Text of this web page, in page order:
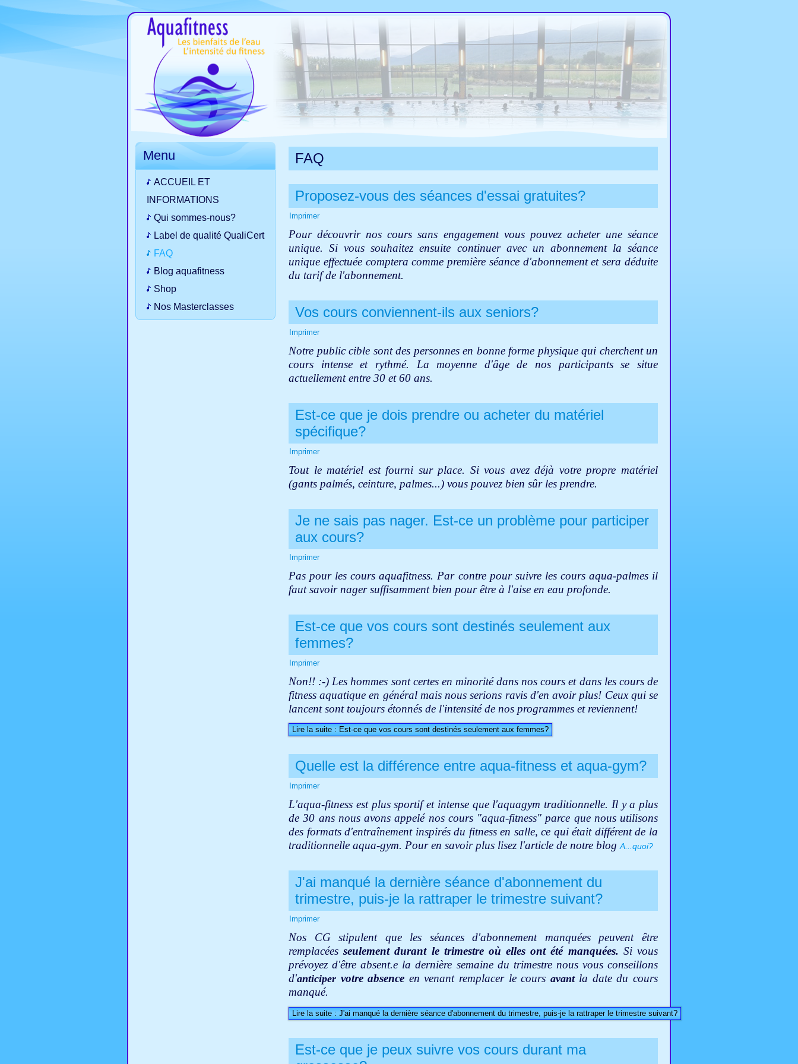
Menu
ACCUEIL ET
INFORMATIONS
Qui sommes-nous?
Label de qualité QualiCert
FAQ
Blog aquafitness
Shop
Nos Masterclasses
FAQ
Proposez-vous des séances d'essai gratuites?
Imprimer
Pour découvrir nos cours sans engagement vous pouvez acheter une séance
unique.Si vous souhaitez ensuite continuer avec un abonnement la séance
unique effectuée comptera comme première séance d'abonnement et sera déduite
du tarif de l'abonnement.
Vos cours conviennent-ils aux seniors?
Imprimer
Notre public cible sont des personnes en bonne forme physique qui cherchent un
cours intense et rythmé. La moyenne d'âge de nos participants se situe
actuellement entre 30 et 60 ans.
Est-ce que je dois prendre ou acheter du matériel
spécifique?
Imprimer
Tout le matériel est fourni sur place. Si vous avez déjà votre propre matériel
(gants palmés, ceinture, palmes...) vous pouvez bien sûr les prendre.
Je ne sais pas nager. Est-ce un problème pour participer
aux cours?
Imprimer
Pas pour les cours aquafitness. Par contre pour suivre les cours aqua-palmes il
faut savoir nager suffisamment bien pour être à l'aise en eau profonde.
Est-ce que vos cours sont destinés seulement aux
femmes?
Imprimer
Non!! :-) Les hommes sont certes en minorité dans nos cours et dans les cours de
fitness aquatique en général mais nous serions ravis d'en avoir plus! Ceux qui se
lancent sont toujours étonnés de l'intensité de nos programmes et reviennent!
Lire la suite : Est-ce que vos cours sont destinés seulement aux femmes?
Quelle est la différence entre aqua-fitness et aqua-gym?
Imprimer
L'aqua-fitness est plus sportif et intense que l'aquagym traditionnelle. Il y a plus
de 30 ans nous avons appelé nos cours "aqua-fitness" parce que nous utilisons
des formats d'entraînement inspirés du fitness en salle, ce qui était différent de la
traditionnelle aqua-gym. Pour en savoir plus lisez l'article de notre blogA...quoi?
J'ai manqué la dernière séance d'abonnement du
trimestre, puis-je la rattraper le trimestre suivant?
Imprimer
Nos CG stipulent que les séances d'abonnement manquées peuvent être
remplacéesseulement durant le trimestre où elles ont été manquées. Si vous
prévoyez d'être absent.e la dernière semaine du trimestre nous vous conseillons
d'anticiper votre absence en venant remplacer le cours avantla date du cours
manqué.
Lire la suite : J'ai manqué la dernière séance d'abonnement du trimestre, puis-je la rattraper le trimestre suivant?
Est-ce que je peux suivre vos cours durant ma